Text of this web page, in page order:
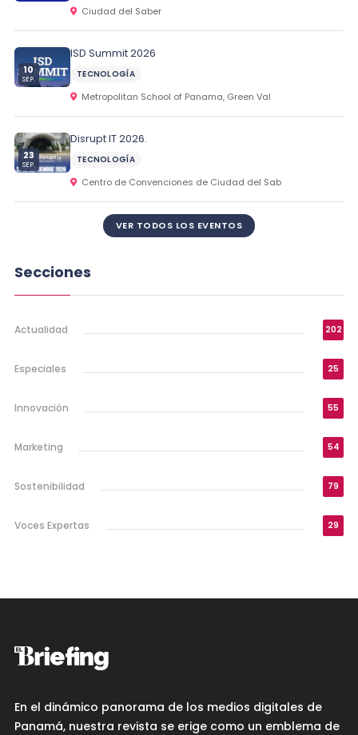
Ciudad del Saber
10
SEP.
ISD Summit 2026
TECNOLOGÍA
Metropolitan School of Panama, Green Val
23
SEP.
Disrupt IT 2026.
TECNOLOGÍA
Centro de Convenciones de Ciudad del Sab
VER TODOS LOS EVENTOS
Secciones
Actualidad 202
Especiales 25
Innovación 55
Marketing 54
Sostenibilidad 79
Voces Expertas 29
En el dinámico panorama de los medios digitales de
Panamá, nuestra revista se erige como un emblema de